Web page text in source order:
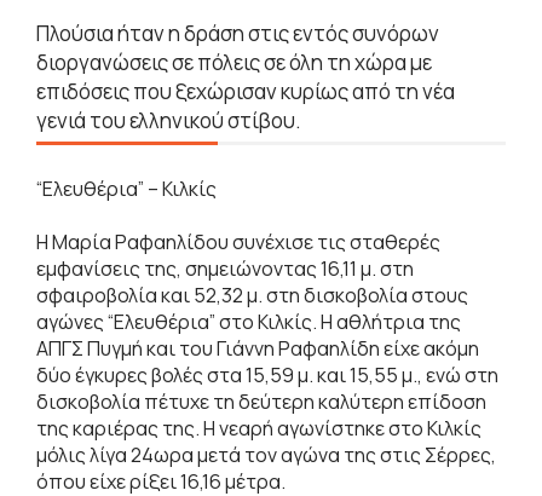
Πλούσια ήταν η δράση στις εντός συνόρων
διοργανώσεις σε πόλεις σε όλη τη χώρα με
επιδόσεις που ξεχώρισαν κυρίως από τη νέα
γενιά του ελληνικού στίβου.
“Ελευθέρια” – Κιλκίς
Η Μαρία Ραφαηλίδου συνέχισε τις σταθερές
εμφανίσεις της, σημειώνοντας 16,11 μ. στη
σφαιροβολία και 52,32 μ. στη δισκοβολία στους
αγώνες “Ελευθέρια” στο Κιλκίς. Η αθλήτρια της
ΑΠΓΣ Πυγμή και του Γιάννη Ραφαηλίδη είχε ακόμη
δύο έγκυρες βολές στα 15,59 μ. και 15,55 μ., ενώ στη
δισκοβολία πέτυχε τη δεύτερη καλύτερη επίδοση
της καριέρας της. Η νεαρή αγωνίστηκε στο Κιλκίς
μόλις λίγα 24ωρα μετά τον αγώνα της στις Σέρρες,
όπου είχε ρίξει 16,16 μέτρα.